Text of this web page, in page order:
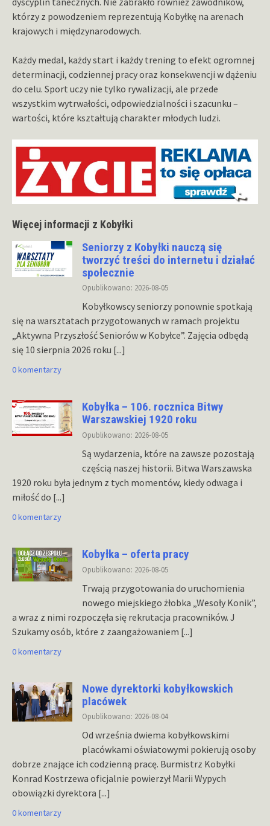
którzy z powodzeniem reprezentują Kobyłkę na arenach
krajowych i międzynarodowych.
Każdy medal, każdy start i każdy trening to efekt ogromnej
determinacji, codziennej pracy oraz konsekwencji w dążeniu
do celu. Sport uczy nie tylko rywalizacji, ale przede
wszystkim wytrwałości, odpowiedzialności i szacunku –
wartości, które kształtują charakter młodych ludzi.
Więcej informacji z Kobyłki
Seniorzy z Kobyłki nauczą się
tworzyć treści do internetu i działać
społecznie
Opublikowano: 2026-08-05
Kobyłkowscy seniorzy ponownie spotkają
się na warsztatach przygotowanych w ramach projektu
„Aktywna Przyszłość Seniorów w Kobyłce”. Zajęcia odbędą
się 10 sierpnia 2026 roku [...]
0 komentarzy
Kobyłka – 106. rocznica Bitwy
Warszawskiej 1920 roku
Opublikowano: 2026-08-05
Są wydarzenia, które na zawsze pozostają
częścią naszej historii. Bitwa Warszawska
1920 roku była jednym z tych momentów, kiedy odwaga i
miłość do [...]
0 komentarzy
Kobyłka – oferta pracy
Opublikowano: 2026-08-05
Trwają przygotowania do uruchomienia
nowego miejskiego żłobka „Wesoły Konik”,
a wraz z nimi rozpoczęła się rekrutacja pracowników. J
Szukamy osób, które z zaangażowaniem [...]
0 komentarzy
Nowe dyrektorki kobyłkowskich
placówek
Opublikowano: 2026-08-04
Od września dwiema kobyłkowskimi
placówkami oświatowymi pokierują osoby
dobrze znające ich codzienną pracę. Burmistrz Kobyłki
Konrad Kostrzewa oficjalnie powierzył Marii Wypych
obowiązki dyrektora [...]
0 komentarzy